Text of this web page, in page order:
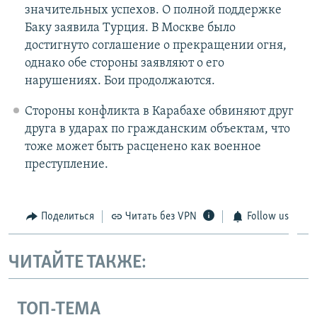
значительных успехов. О полной поддержке
Баку заявила Турция. В Москве было
достигнуто соглашение о прекращении огня,
однако обе стороны заявляют о его
нарушениях. Бои продолжаются.
Стороны конфликта в Карабахе обвиняют друг
друга в ударах по гражданским объектам, что
тоже может быть расценено как военное
преступление.
Поделиться Читать без VPN Follow us
ЧИТАЙТЕ ТАКЖЕ:
ТОП-ТЕМА